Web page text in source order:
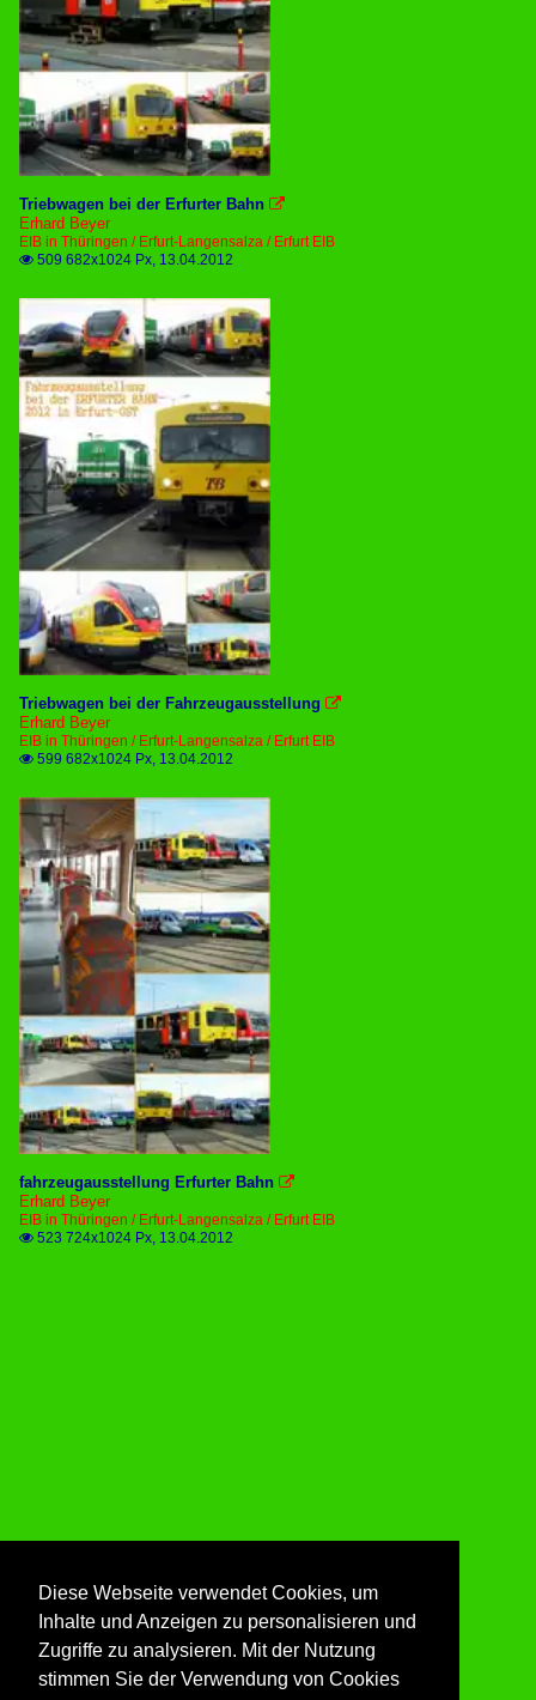
Triebwagen bei der Erfurter Bahn 
Erhard Beyer
EIB in Thüringen / Erfurt-Langensalza / Erfurt EIB
 509 682x1024 Px, 13.04.2012
Triebwagen bei der Fahrzeugausstellung 
Erhard Beyer
EIB in Thüringen / Erfurt-Langensalza / Erfurt EIB
 599 682x1024 Px, 13.04.2012
fahrzeugausstellung Erfurter Bahn 
Erhard Beyer
EIB in Thüringen / Erfurt-Langensalza / Erfurt EIB
 523 724x1024 Px, 13.04.2012
Diese Webseite verwendet Cookies, um
Inhalte und Anzeigen zu personalisieren und
Zugriffe zu analysieren. Mit der Nutzung
stimmen Sie der Verwendung von Cookies